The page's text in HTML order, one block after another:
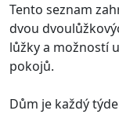
Tento seznam
dvou
lůžky a možností
pokojů.
Dům je každý